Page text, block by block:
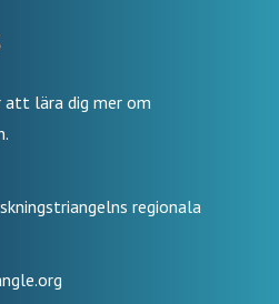
lära dig mer om
regionala